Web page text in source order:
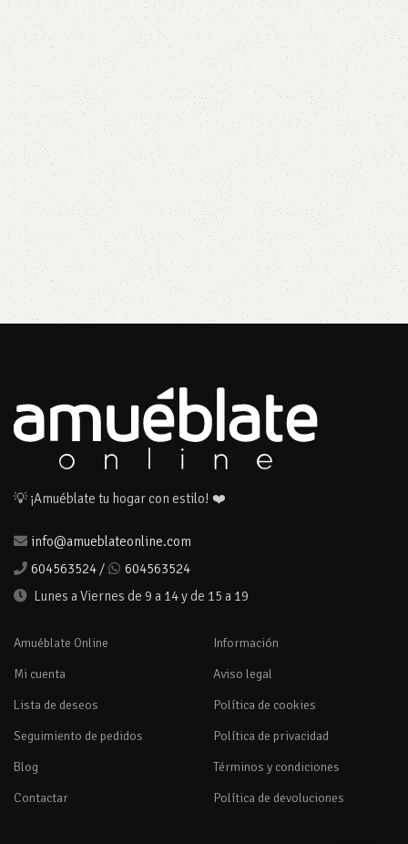
💡 ¡Amuéblate tu hogar con estilo! ❤️
info@amueblateonline.com
604563524 /
604563524
Lunes a Viernes de 9 a 14 y de 15 a 19
Amuéblate Online
Mi cuenta
Lista de deseos
Seguimiento de pedidos
Blog
Contactar
Información
Aviso legal
Política de cookies
Política de privacidad
Términos y condiciones
Política de devoluciones